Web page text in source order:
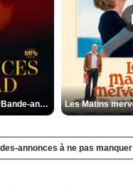
Les Silences de Riyad Bande-annonce VO STFR
annonces à ne pas manquer